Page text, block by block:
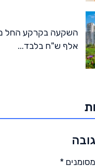
אלף ש"ח בלבד...
*